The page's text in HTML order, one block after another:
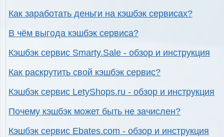
Как заработать деньги на кэшбэк сервисах?
В чём выгода кэшбэк сервиса?
Кэшбэк сервис Smarty.Sale - обзор и инструкция
Как раскрутить свой кэшбэк сервис?
Кэшбэк сервис LetyShops.ru - обзор и инструкция
Почему кэшбэк может быть не зачислен?
Кэшбэк сервис Ebates.com - обзор и инструкция